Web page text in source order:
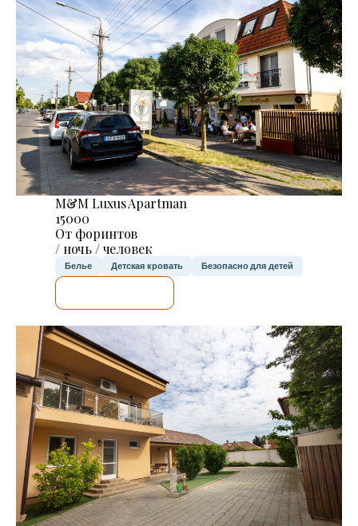
M&M Luxus Apartman
15000
От форинтов
/ ночь / человек
Белье Детская кровать Безопасно для детей